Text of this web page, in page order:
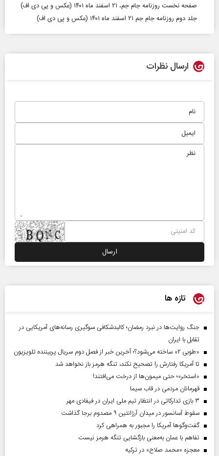
صفحه نخست روزنامه جام جم، ۲۱ اسفند ماه ۱۴۰۱ (عکس و پی دی اف)
جلد دوم روزنامه جام جم ۲۱ اسفند ماه ۱۴۰۱ (عکس و پی دی اف)
ارسال نظرات
تازه ها
جنگ روایت‌ها در نبرد رمضان؛ کالبدشکافی سوگیری رسانه‌های آمریکایی در
تقابل با ایران
«طوبی ۲» ساخته می‌شود؟؛ آخرین خبر از فصل دوم سریال پربیننده تلویزیون
تا آمریکا رفتارش را تصحیح نکند، تنگه هرمز باز نخواهد شد
«استخر»‌‌؛ حتی میمون‌ها از درخت می‌افتند!
قهرمانان مردمی در قاب سیما
۳ بازی تدارکاتی در انتظار تیم ملی ایران در فیفادی مهر
سقوط آسانسور در میدان آرژانتین ۹ مصدوم برجا گذاشت
گفت‌وگوها آمریکا را مجبور به همراهی کرد
تفاهم با عمان به‌معنی بازگشایی تنگه هرمز نیست
معجزه «محمد صلاح» در ترکیه